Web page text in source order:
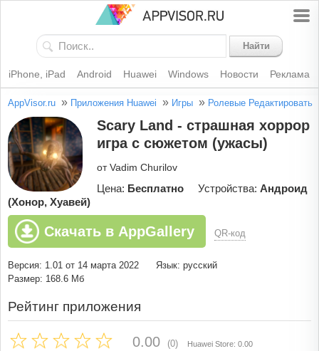
Найти
iPhone, iPad Android Huawei Windows Новости Реклама
AppVisor.ru » Приложения Huawei » Игры » Ролевые Редактировать
Scary Land - страшная хоррор
игра с сюжетом (ужасы)
от Vadim Churilov
Цена: Бесплатно Устройства: Андроид
(Хонор, Хуавей)
Скачать в AppGallery QR-код
Версия: 1.01 от 14 марта 2022
Язык: русский
Размер: 168.6 Мб
Рейтинг приложения
0.00 (0) Huawei Store: 0.00